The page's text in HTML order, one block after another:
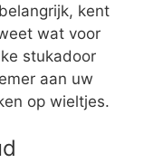
kent
wat voor
stukadoor
aan uw
op wieltjes.